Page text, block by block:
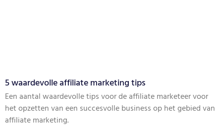
5 waardevolle affiliate marketing tips
Een aantal waardevolle tips voor de affiliate marketeer voor
het opzetten van een succesvolle business op het gebied van
affiliate marketing.